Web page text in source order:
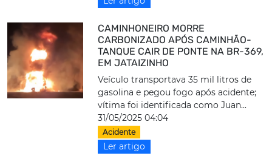
CAMINHONEIRO MORRE
CARBONIZADO APÓS CAMINHÃO-
TANQUE CAIR DE PONTE NA BR-369,
EM JATAIZINHO
Veículo transportava 35 mil litros de
gasolina e pegou fogo após acidente;
vítima foi identificada como Juan...
31/05/2025 04:04
Acidente
Ler artigo